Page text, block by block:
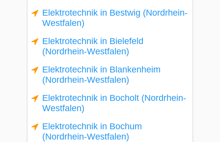
Elektrotechnik in Bestwig (Nordrhein-
Westfalen)
Elektrotechnik in Bielefeld
(Nordrhein-Westfalen)
Elektrotechnik in Blankenheim
(Nordrhein-Westfalen)
Elektrotechnik in Bocholt (Nordrhein-
Westfalen)
Elektrotechnik in Bochum
(Nordrhein-Westfalen)